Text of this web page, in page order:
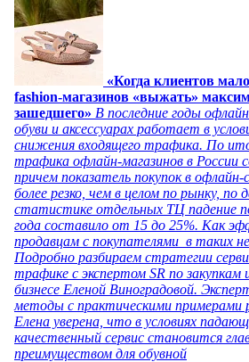
«Когда клиентов
fashion-магазинов «выжать»
зашедшего» В последние годы
обуви и аксессуарах работает в
снижения входящего трафика. По
трафика офлайн-магазинов в России
причем показатель покупок в
более резко, чем в целом по рынку,
статистике отдельных ТЦ падение
года составило от 15 до 25%. Как
продавцам с покупателями в таких
Подробно разбираем стратегии
трафике с экспертом SR по
бизнесе Еленой Виноградовой.
методы с практическими примерами
Елена уверена, что в условиях
качественный сервис становится
преимуществом для обувной